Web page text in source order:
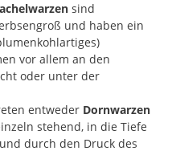
sind
und haben ein
vor allem an den
oder unter der
entweder Dornwarzen
stehend, in die Tiefe
durch den Druck des